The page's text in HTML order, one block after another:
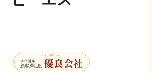
2025通年
顧客満足度